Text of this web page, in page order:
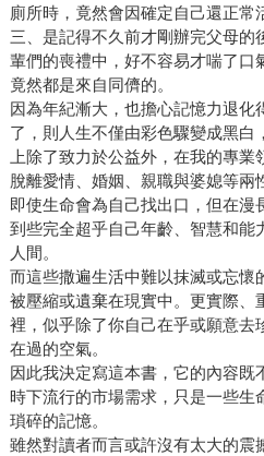
廁所時，竟然會因確定自己還正常
三、是記得不久前才剛辦完父母的
輩們的喪禮中，好不容易才喘了口
竟然都是來自同儕的。
因為年紀漸大，也擔心記憶力退化
了，則人生不僅由彩色驟變成黑白
上除了致力於公益外，在我的專
脫離愛情、婚姻、親職與婆媳等兩
即使生命會為自己找出口，但在漫
到些完全超乎自己年齡、智慧和能
人間。
而這些撒遍生活中難以抹滅或忘懷
被壓縮或遺棄在現實中。更實際、
裡，似乎除了你自己在乎或願意去
在過的空氣。
因此我決定寫這本書，它的內容既
時下流行的市場需求，只是一些生
瑣碎的記憶。
雖然對讀者而言或許沒有太大的震